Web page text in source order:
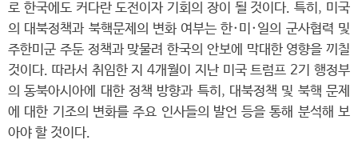
로 한국에도 커다란 도전이자 기회의 장이 될 것이다. 특히, 미국
의 대북정책과 북핵문제의 변화 여부는 한·미·일의 군사협력 및
주한미군 주둔 정책과 맞물려 한국의 안보에 막대한 영향을 끼칠
것이다. 따라서 취임한 지 4개월이 지난 미국 트럼프 2기 행정부
의 동북아시아에 대한 정책 방향과 특히, 대북정책 및 북핵 문제
에 대한 기조의 변화를 주요 인사들의 발언 등을 통해 분석해 보
아야 할 것이다.